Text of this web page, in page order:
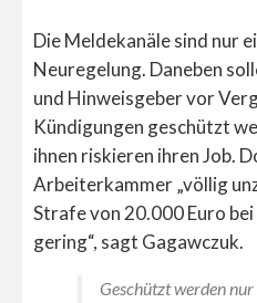
Die Meldekanäle sind nur
Neuregelung. Daneben
und Hinweisgeber vor
Kündigungen geschützt
ihnen riskieren ihren Job.
Arbeiterkammer „völlig
Strafe von 20.000 Euro
gering“, sagt Gagawczuk.
Geschützt werden